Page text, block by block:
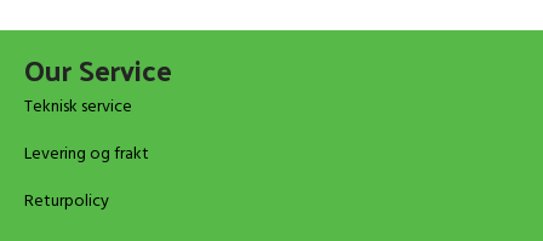
Our Service
Teknisk service
Levering og frakt
Returpolicy